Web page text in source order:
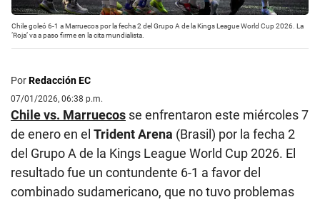
Chile goleó 6-1 a Marruecos por la fecha 2 del Grupo A de la Kings League World Cup 2026. La
‘Roja’ va a paso firme en la cita mundialista.
PorRedacción EC
07/01/2026, 06:38 p.m.
Chile vs. Marruecos se enfrentaron este miércoles 7
de enero en el Trident Arena (Brasil) por la fecha 2
del Grupo A de la Kings League World Cup 2026. El
resultado fue un contundente 6-1 a favor del
combinado sudamericano, que no tuvo problemas